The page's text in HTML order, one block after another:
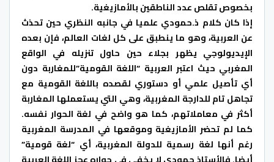
بخصوص تقلص عدد الناطقين بالأمازيغية.
إذا كان كلام ذ.حمودي علميا في جانبه النظري حين تحذث
عن العربية، وهو ما ينطبق على كل لغات العالم، فإن بعده
الإيديولوجي يظهر بجلاء حين حاول تنزيله في الواقع
المغربي حيث اعتبر العربية “اللغة القومية”للمغاربة دون
أي تأصيل علمي أو دستوري لقصده باللغة القومية مع
تجاهل تام للدارجة المغربية، وهي التي يستعملها المغاربة
أكثر في معاملاتهم، كما هو واضح في لغة الحوار نفسه.
كما لم تحضر الأمازيغية وموقعها في المدرسة المغربية
رغم أنها لغة رسمية للدولة المغربية، أي “لغة قومية”